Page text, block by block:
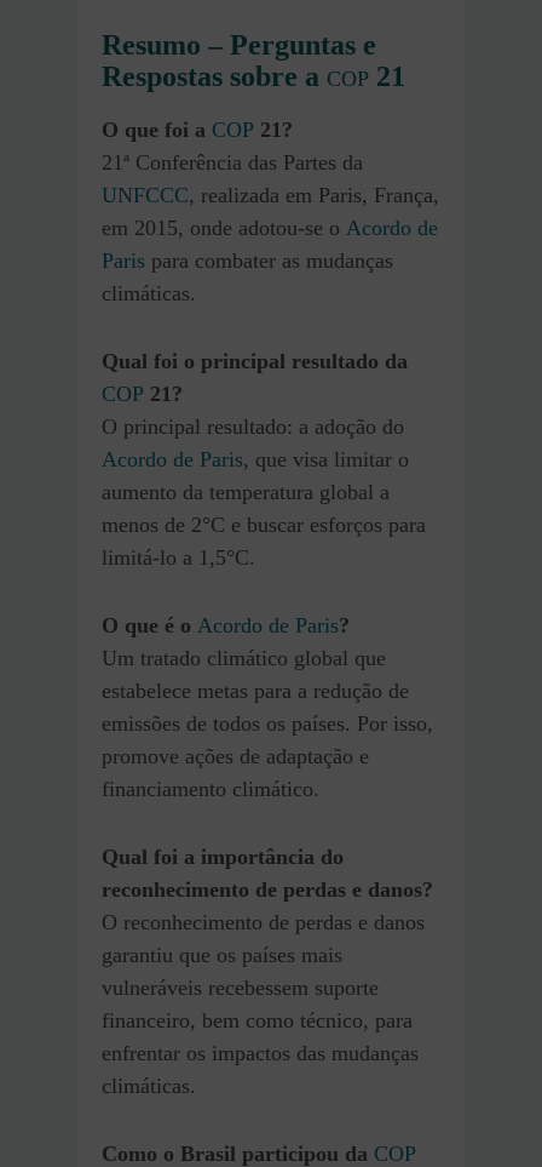
Resumo – Perguntas e
Respostas sobre a COP 21
O que foi a COP 21?
21ª Conferência das Partes da
UNFCCC, realizada em Paris, França,
em 2015, onde adotou-se o Acordo de
Paris para combater as mudanças
climáticas.
Qual foi o principal resultado da
COP 21?
O principal resultado: a adoção do
Acordo de Paris, que visa limitar o
aumento da temperatura global a
menos de 2°C e buscar esforços para
limitá-lo a 1,5°C.
O que é o Acordo de Paris?
Um tratado climático global que
estabelece metas para a redução de
emissões de todos os países. Por isso,
promove ações de adaptação e
financiamento climático.
Qual foi a importância do
reconhecimento de perdas e danos?
O reconhecimento de perdas e danos
garantiu que os países mais
vulneráveis recebessem suporte
financeiro, bem como técnico, para
enfrentar os impactos das mudanças
climáticas.
Como o Brasil participou da COP